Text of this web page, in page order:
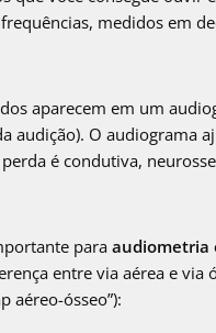
medidos em
aparecem em um
audição). O audiograma
é condutiva,
para audiometria
entre via aérea e via
aéreo-ósseo”):